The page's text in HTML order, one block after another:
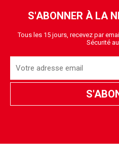
S'ABONNER À LA
Tous les 15 jours, recevez par
Sécurité